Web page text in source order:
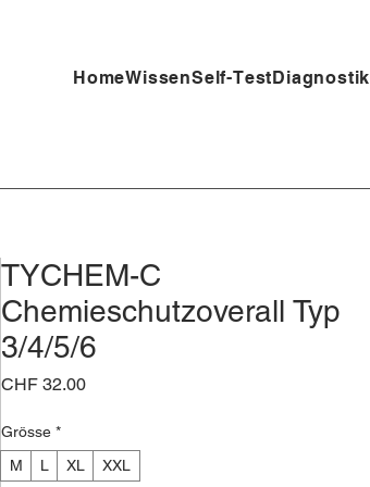
HomeWissenSelf-TestDiagnostik
TYCHEM-C
Chemieschutzoverall Typ
3/4/5/6
CHF 32.00Preis
Grösse *
M
L XL XXL